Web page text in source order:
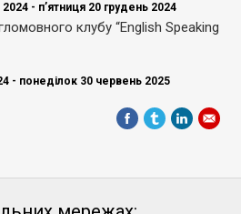
- п’ятниця 20 грудень 2024
клубу “English Speaking
- понеділок 30 червень 2025